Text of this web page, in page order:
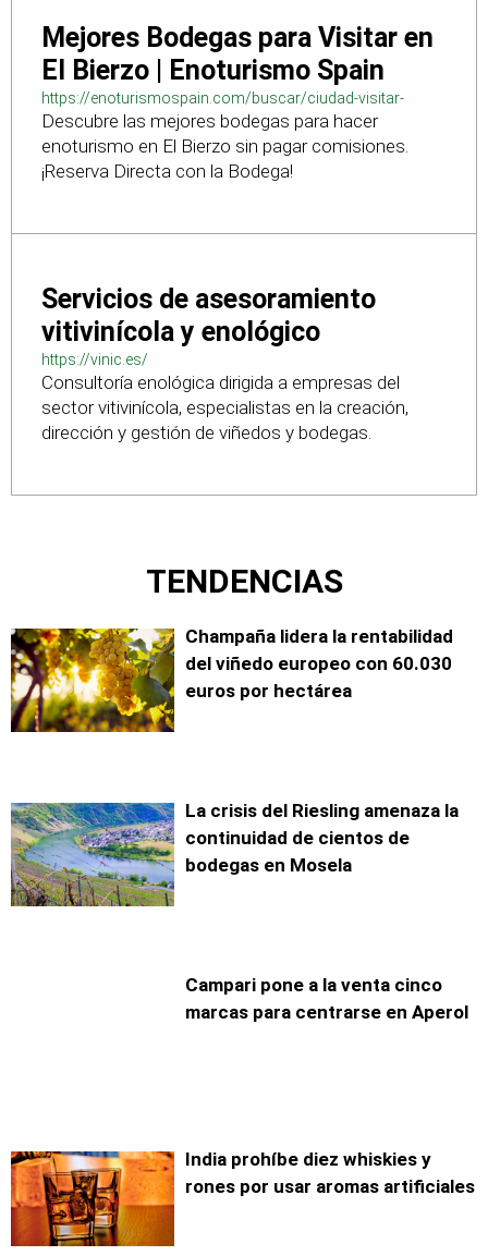
Mejores Bodegas para Visitar en
El Bierzo | Enoturismo Spain
https://enoturismospain.com/buscar/ciudad-visitar-
bodegas-en-leon
Descubre las mejores bodegas para hacer
enoturismo en El Bierzo sin pagar comisiones.
¡Reserva Directa con la Bodega!
Servicios de asesoramiento
vitivinícola y enológico
https://vinic.es/
Consultoría enológica dirigida a empresas del
sector vitivinícola, especialistas en la creación,
dirección y gestión de viñedos y bodegas.
TENDENCIAS
Champaña lidera la rentabilidad
del viñedo europeo con 60.030
euros por hectárea
La crisis del Riesling amenaza la
continuidad de cientos de
bodegas en Mosela
Campari pone a la venta cinco
marcas para centrarse en Aperol
India prohíbe diez whiskies y
rones por usar aromas artificiales